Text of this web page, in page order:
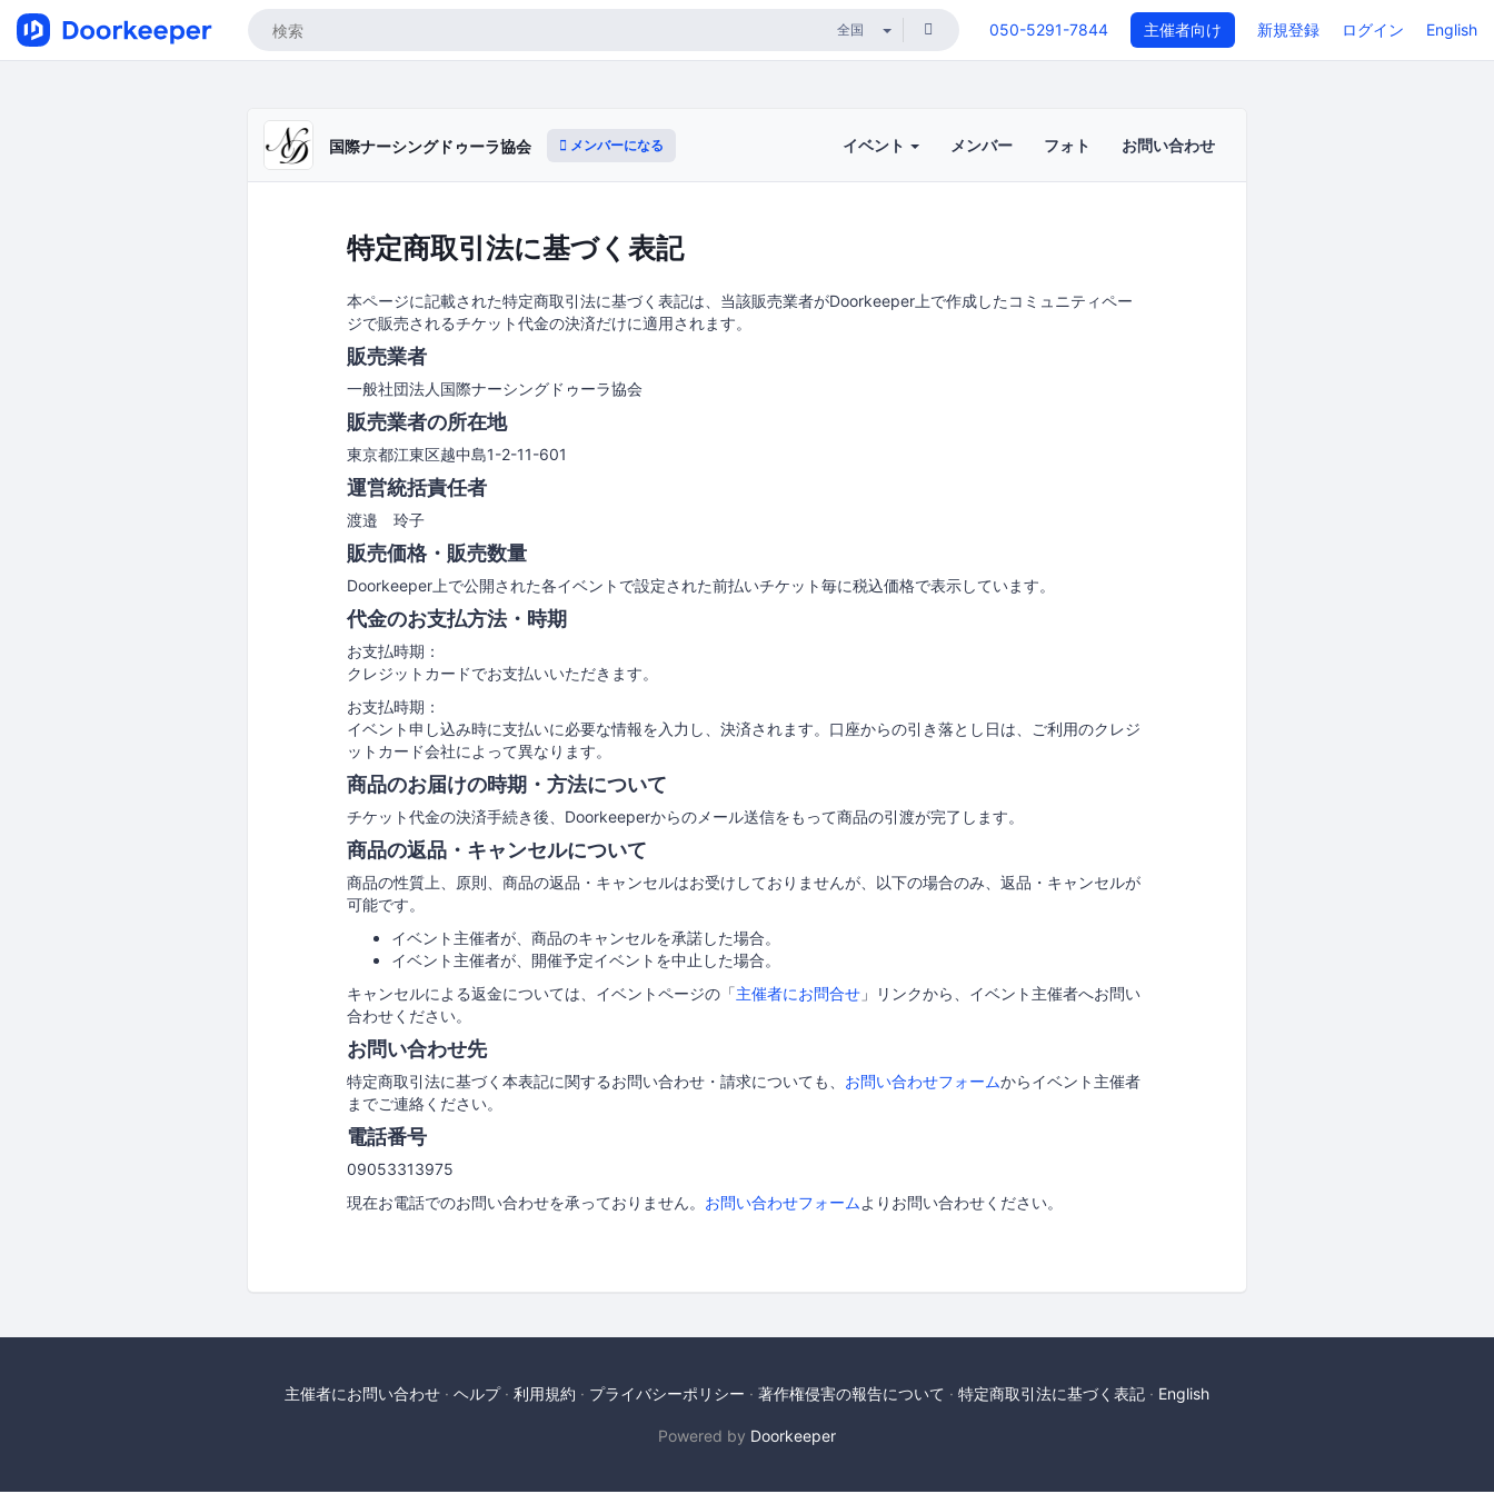
050-5291-7844 主催者向け 新規登録 ログイン English
国際ナーシングドゥーラ協会 メンバーになる イベント メンバー フォト お問い合わせ
特定商取引法に基づく表記
本ページに記載された特定商取引法に基づく表記は、当該販売業者がDoorkeeper上で作成したコミュニティペー
ジで販売されるチケット代金の決済だけに適用されます。
販売業者
一般社団法人国際ナーシングドゥーラ協会
販売業者の所在地
東京都江東区越中島1-2-11-601
運営統括責任者
渡邉 玲子
販売価格・販売数量
Doorkeeper上で公開された各イベントで設定された前払いチケット毎に税込価格で表示しています。
代金のお支払方法・時期
お支払時期：
クレジットカードでお支払いいただきます。
お支払時期：
イベント申し込み時に支払いに必要な情報を入力し、決済されます。口座からの引き落とし日は、ご利用のクレジ
ットカード会社によって異なります。
商品のお届けの時期・方法について
チケット代金の決済手続き後、Doorkeeperからのメール送信をもって商品の引渡が完了します。
商品の返品・キャンセルについて
商品の性質上、原則、商品の返品・キャンセルはお受けしておりませんが、以下の場合のみ、返品・キャンセルが
可能です。
イベント主催者が、商品のキャンセルを承諾した場合。
イベント主催者が、開催予定イベントを中止した場合。
キャンセルによる返金については、イベントページの「主催者にお問合せ 」リンクから、イベント主催者へお問い
合わせください。
お問い合わせ先
特定商取引法に基づく本表記に関するお問い合わせ・請求についても、 お問い合わせフォームからイベント主催者
までご連絡ください。
電話番号
09053313975
現在お電話でのお問い合わせを承っておりません。 お問い合わせフォームよりお問い合わせください。
主催者にお問い合わせ ヘルプ 利用規約 プライバシーポリシー 著作権侵害の報告について 特定商取引法に基づく表記 English
Powered by Doorkeeper